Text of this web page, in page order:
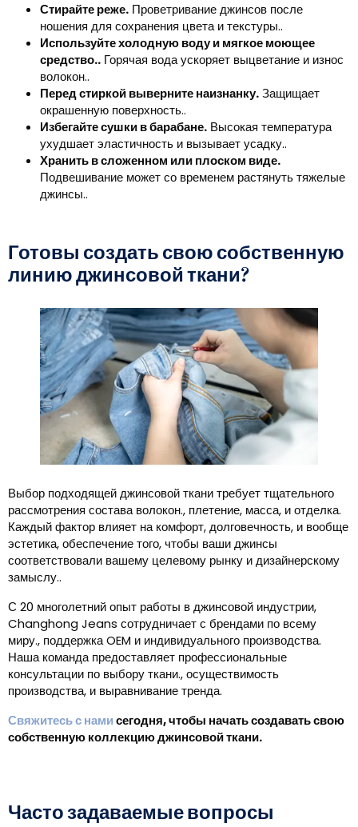
Стирайте реже. Проветривание джинсов после
ношения для сохранения цвета и текстуры..
Используйте холодную воду и мягкое моющее
средство.. Горячая вода ускоряет выцветание и износ
волокон..
Перед стиркой выверните наизнанку.Защищает
окрашенную поверхность..
Избегайте сушки в барабане. Высокая температура
ухудшает эластичность и вызывает усадку..
Хранить в сложенном или плоском виде.
Подвешивание может со временем растянуть тяжелые
джинсы..
Готовы создать свою собственную
линию джинсовой ткани?
Выбор подходящей джинсовой ткани требует тщательного
рассмотрения состава волокон., плетение, масса, и отделка.
Каждый фактор влияет на комфорт, долговечность, и вообще
эстетика, обеспечение того, чтобы ваши джинсы
соответствовали вашему целевому рынку и дизайнерскому
замыслу..
С 20 многолетний опыт работы в джинсовой индустрии,
Changhong Jeans сотрудничает с брендами по всему
миру., поддержка OEM и индивидуального производства.
Наша команда предоставляет профессиональные
консультации по выбору ткани., осуществимость
производства, и выравнивание тренда.
Свяжитесь с намисегодня, чтобы начать создавать свою
собственную коллекцию джинсовой ткани.
Часто задаваемые вопросы